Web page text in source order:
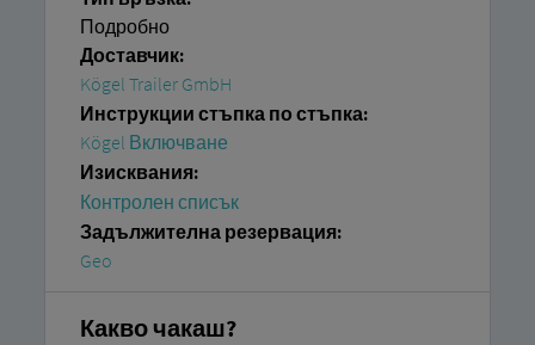
Подробно
Доставчик:
Kögel Trailer GmbH
Инструкции стъпка по стъпка:
Kögel Включване
Изисквания:
Контролен списък
Задължителна резервация:
Geo
Какво чакаш?